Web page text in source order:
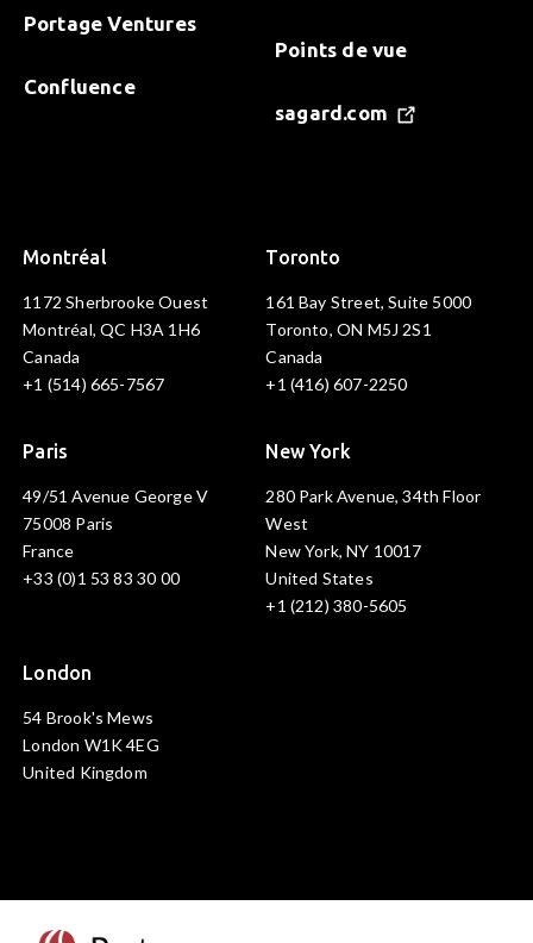
Portage Ventures
Confluence
Points de vue
sagard.com
Montréal
1172 Sherbrooke Ouest
Montréal, QC H3A 1H6
Canada
+1 (514) 665-7567
Toronto
161 Bay Street, Suite 5000
Toronto, ON M5J 2S1
Canada
+1 (416) 607-2250
Paris
49/51 Avenue George V
75008 Paris
France
+33 (0)1 53 83 30 00
New York
280 Park Avenue, 34th Floor
West
New York, NY 10017
United States
+1 (212) 380-5605
London
54 Brook's Mews
London W1K 4EG
United Kingdom